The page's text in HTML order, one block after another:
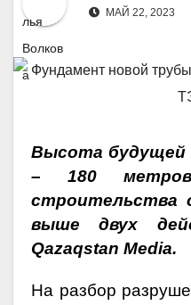
МАЙ 22, 2023
Высота
– 180
строительства
выше двух
Qazaqstan Media.
На разбор